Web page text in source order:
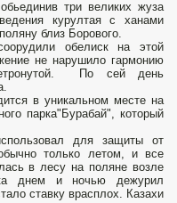
три великих жуза
курултая с ханами
близ Борового.
обелиск на этой
не нарушило гармонию
По сей день
в уникальном месте на
парка"Бурабай", который
для защиты от
только летом, и все
в лесу на поляне возле
днем и ночью дежурил
ставку врасплох. Казахи